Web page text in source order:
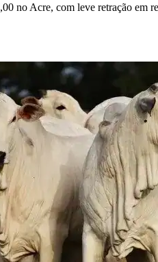
no Acre, com leve retração em